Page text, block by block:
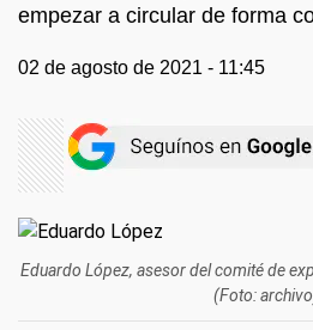
empezar a circular de forma
02 de agosto de 2021 - 11:45
Eduardo López, asesor del comité de
(Foto: